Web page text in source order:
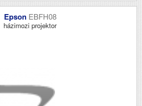
Epson EBFH08
házimozi projektor